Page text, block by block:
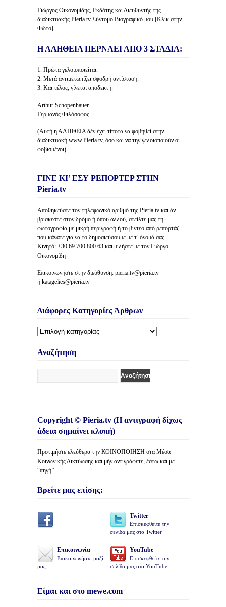
Γιώργος Οικονομίδης, Εκδότης και Διευθυντής της
διαδικτυακής Pieria.tv Σύντομο Βιογραφικό μου [Κλίκ στην
Φώτο].
Η ΑΛΗΘΕΙΑ ΠΕΡΝΑΕΙ ΑΠΟ 3 ΣΤΑΔΙΑ:
1. Πρώτα γελοιοποιείται.
2. Μετά αντιμετωπίζει σφοδρή αντίσταση.
3. Και τέλος, γίνεται αποδεκτή.
Arthur Schopenhauer
Γερμανός Φιλόσοφος
(Αυτή η ΑΛΗΘΕΙΑ δέν έχει τίποτα να φοβηθεί στην
διαδικτυακή www.Pieria.tv, όσο και να την γελοιοποιούν οι…
φοβισμένοι)
ΓΙΝΕ ΚΙ’ ΕΣΥ ΡΕΠΟΡΤΕΡ ΣΤΗΝ
Pieria.tv
Αποθηκεύστε τον τηλεφωνικό αριθμό της Pieria.tv και άν
βρίσκεστε στον δρόμο ή όπου αλλού, στείλτε μας τη
φωτογραφία με μικρή περιγραφή ή το βίντεο από ρεπορτάζ
που κάνατε για να το δημοσιεύσουμε με τ’ όνομά σας.
Κινητό: +30 69 700 800 63 και μιλήστε με τον Γιώργο
Οικονομίδη
Επικοινωνήστε στην διεύθυνση: pieria.tv@pieria.tv
ή katagelies@pieria.tv
Διάφορες Κατηγορίες Άρθρων
Διάφορες
Άρθρων
Αναζήτηση
Copyright © Pieria.tv (Η αντιγραφή δίχως
άδεια σημαίνει κλοπή)
Προτιμήστε ελεύθερα την ΚΟΙΝΟΠΟΙΗΣΗ στα Μέσα
Κοινωνικής Δικτύωσης και μήν αντιγράφετε, έστω και με
“πηγή”.
Βρείτε μας επίσης:
Twitter
Επισκεφθείτε την
σελίδα μας στο Twitter
Επικοινωνία
Επικοινωνήστε μαζί
μας
YouTube
Επισκεφθείτε την
σελίδα μας στο YouTube
Είμαι και στο mewe.com